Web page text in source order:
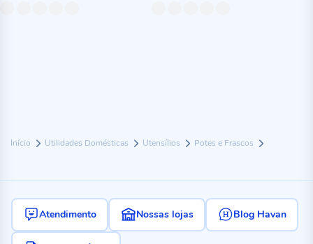
Início Utilidades Domésticas Utensílios Potes e Frascos
Atendimento Nossas lojas Blog Havan